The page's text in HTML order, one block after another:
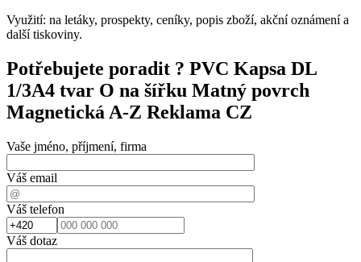
Využití: na letáky, prospekty, ceníky, popis zboží, akční oznámení a
další tiskoviny.
Potřebujete poradit ? PVC Kapsa DL
1/3A4 tvar O na šířku Matný povrch
Magnetická A-Z Reklama CZ
Vaše jméno, příjmení, firma
Váš email
Váš telefon
Váš dotaz